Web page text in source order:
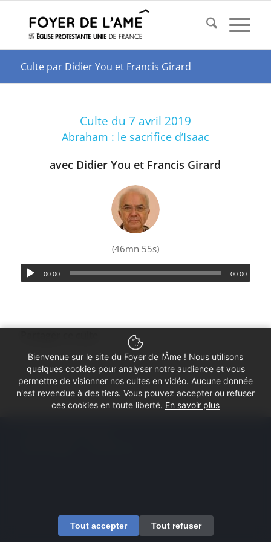
Culte par Didier You et Francis Girard
Culte du 7 avril 2019
Abraham : le sacrifice d’Isaac
avec Didier You et Francis Girard
(46mn 55s)
00:00 00:00
Bienvenue sur le site du Foyer de l'Âme ! Nous utilisons
quelques cookies pour analyser notre audience et vous
permettre de visionner nos cultes en vidéo. Aucune donnée
n'est revendue à des tiers. Vous pouvez accepter ou refuser
ces cookies en toute liberté. En savoir plus
Tout accepter Tout refuser